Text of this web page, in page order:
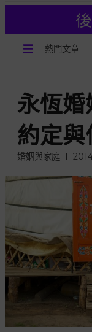
熱門文章
永恆
約定與
婚姻與家庭